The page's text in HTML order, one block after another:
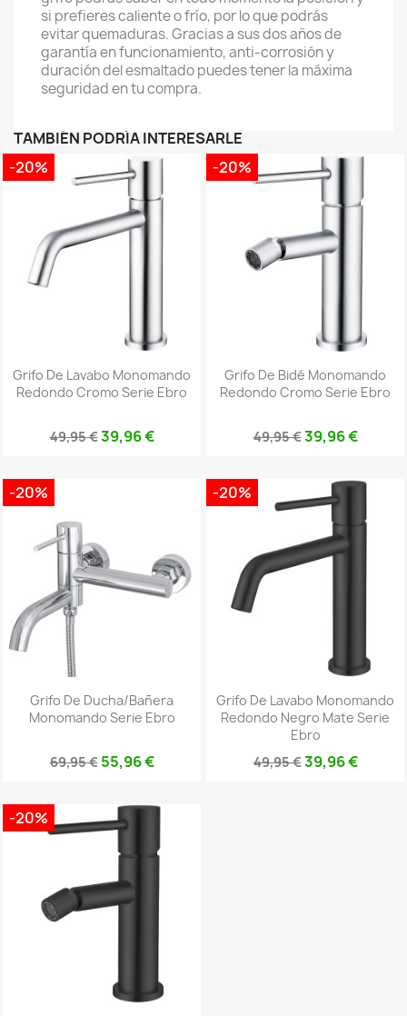
si prefieres caliente o frío, por lo que podrás
evitar quemaduras. Gracias a sus dos años de
garantía en funcionamiento, anti-corrosión y
duración del esmaltado puedes tener la máxima
seguridad en tu compra.
TAMBIÉN PODRÍA INTERESARLE
Grifo De Lavabo Monomando
Redondo Cromo Serie Ebro
49,95 €39,96 €
-20%
Grifo De Bidé Monomando
Redondo Cromo Serie Ebro
49,95 €39,96 €
-20%
Grifo De Ducha/bañera
Monomando Serie Ebro
69,95 € 55,96 €
-20%
Grifo De Lavabo Monomando
Redondo Negro Mate Serie
Ebro
49,95 €39,96 €
-20%
-20%